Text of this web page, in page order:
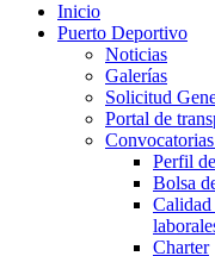
Inicio
Puerto Deportivo
Noticias
Galerías
Solicitud
Portal de
Perfil
Bolsa
Calidad
Charter